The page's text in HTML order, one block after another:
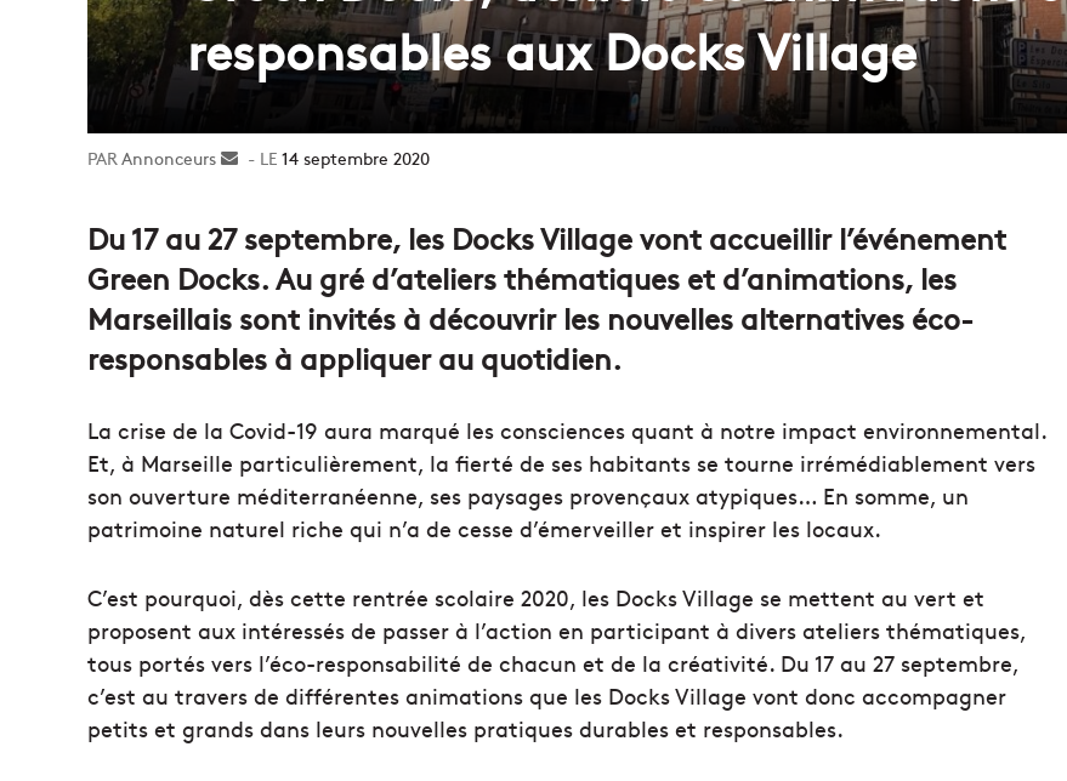
responsables aux Docks Village
Annonceurs
Envoyer14 septembre 2020
Du 17 au 27 septembre, les Docks Village vont accueillir l’événement
Green Docks. Au gré d’ateliers thématiques et d’animations, les
Marseillais sont invités à découvrir les nouvelles alternatives éco-
responsables à appliquer au quotidien.
La crise de la Covid-19 aura marqué les consciences quant à notre impact environnemental.
Et, à Marseille particulièrement, la fierté de ses habitants se tourne irrémédiablement vers
son ouverture méditerranéenne, ses paysages provençaux atypiques… En somme, un
patrimoine naturel riche qui n’a de cesse d’émerveiller et inspirer les locaux.
C’est pourquoi, dès cette rentrée scolaire 2020, les Docks Village se mettent au vert et
proposent aux intéressés de passer à l’action en participant à divers ateliers thématiques,
tous portés vers l’éco-responsabilité de chacun et de la créativité. Du 17 au 27 septembre,
c’est au travers de différentes animations que les Docks Village vont donc accompagner
petits et grands dans leurs nouvelles pratiques durables et responsables.